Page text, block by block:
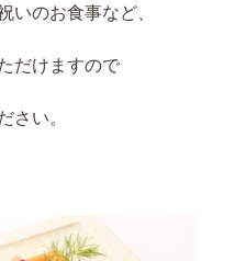
いのお食事など、
だけますので
さい。